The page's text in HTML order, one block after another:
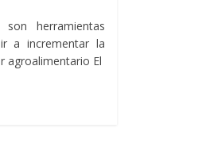
son herramientas
a incrementar la
agroalimentario El